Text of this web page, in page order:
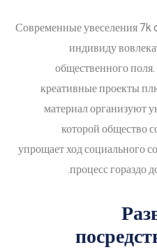
Современные увеселения 7k
индивиду
общественного
креативные проекты
материал организуют
которой общество
упрощает ход социального
процесс гораздо